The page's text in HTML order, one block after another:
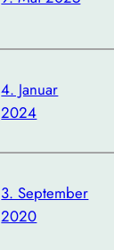
4. Januar
2024
3. September
2020